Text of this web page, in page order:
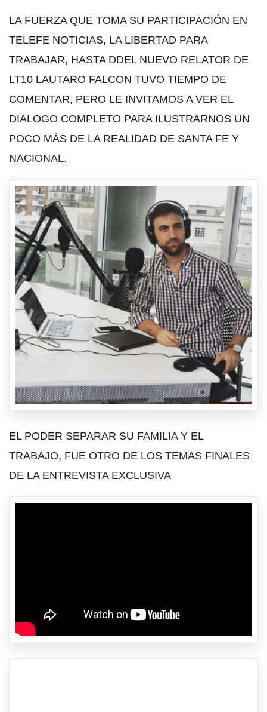
LA FUERZA QUE TOMA SU PARTICIPACIÓN EN
TELEFE NOTICIAS, LA LIBERTAD PARA
TRABAJAR, HASTA DDEL NUEVO RELATOR DE
LT10 LAUTARO FALCON TUVO TIEMPO DE
COMENTAR, PERO LE INVITAMOS A VER EL
DIALOGO COMPLETO PARA ILUSTRARNOS UN
POCO MÁS DE LA REALIDAD DE SANTA FE Y
NACIONAL.
EL PODER SEPARAR SU FAMILIA Y EL
TRABAJO, FUE OTRO DE LOS TEMAS FINALES
DE LA ENTREVISTA EXCLUSIVA